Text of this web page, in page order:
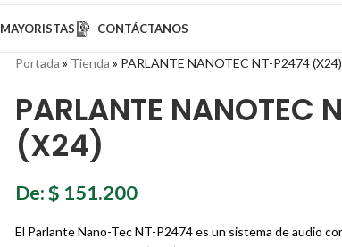
MAYORISTAS CONTÁCTANOS
Portada » Tienda » PARLANTE NANOTEC NT-P2474 (X24)
PARLANTE NANOTEC
(X24)
De:$ 151.200
El Parlante Nano-Tec NT-P2474 es un sistema de audio